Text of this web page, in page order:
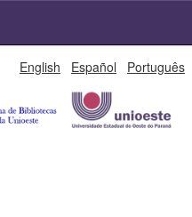
English Español Português